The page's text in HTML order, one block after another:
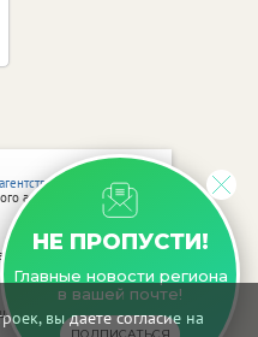
вы даете согласие на
НЕ ПРОПУСТИ!
Главные новости региона
в вашей почте!
vRossii.ru
агентства vRossii.ru
267-70-40,
не предназначенную